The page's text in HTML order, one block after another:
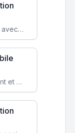
Faites évoluer votre business avec des solutions logicielles personnalisées, parfaitement adaptées à vos besoins spécifiques.
Augmentez l’engagement client et simplifiez vos processus avec une application mobile sur mesure, disponible sur iOS et Android.